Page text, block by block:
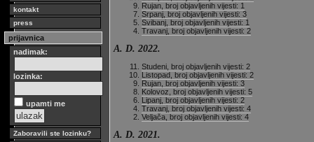
kontakt
press
prijavnica
nadimak:
lozinka:
upamti me
Zaboravili ste lozinku?
Rujan, broj objavljenih vijesti: 1
Srpanj, broj objavljenih vijesti: 3
Svibanj, broj objavljenih vijesti: 1
Travanj, broj objavljenih vijesti: 2
A. D. 2022.
Studeni, broj objavljenih vijesti: 2
Listopad, broj objavljenih vijesti: 2
Rujan, broj objavljenih vijesti: 3
Kolovoz, broj objavljenih vijesti: 5
Lipanj, broj objavljenih vijesti: 2
Travanj, broj objavljenih vijesti: 4
Veljača, broj objavljenih vijesti: 4
A. D. 2021.